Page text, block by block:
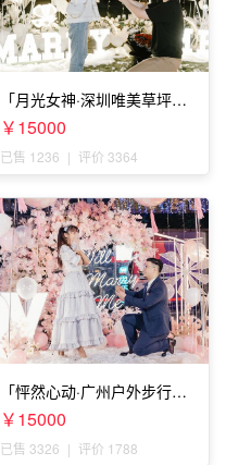
「月光女神·深圳唯美草坪浪
漫求婚」
￥15000
已售 1236 | 评价 3364
「怦然心动·广州户外步行街
求婚」
￥15000
已售 3326 | 评价 1788